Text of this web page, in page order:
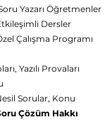
Yazarı Öğretmenler
Dersler
Çalışma Programı
Yazılı Provaları
Sorular, Konu
Çözüm Hakkı